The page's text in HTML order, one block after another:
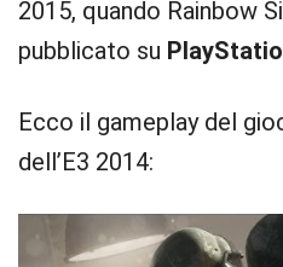
2015, quando Rainbow
pubblicato su
Ecco il gameplay del
dell’E3 2014: